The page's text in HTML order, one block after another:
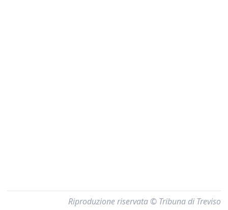
Riproduzione riservata © Tribuna di Treviso